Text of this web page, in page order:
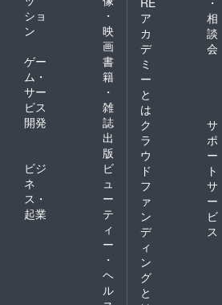
ショ
ン
・
映
画
ゲー
ム・
サー
ビス
開発
書
籍
・
雑
誌
出
版
ビジ
ネ
ス・
起業
ビ
ュ
ー
テ
ィ
ー
・
ヘ
ル
ア
カ
デ
ミ
ー
と
は
相
談
会
ク
ラ
ウ
ド
フ
ァ
ン
デ
ィ
ン
グ
と
サ
ポ
ー
ト
サ
ー
ビ
ス